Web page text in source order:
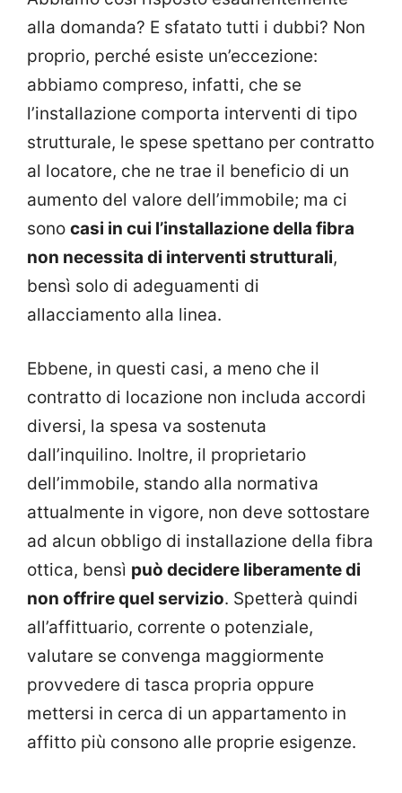
alla domanda? E sfatato tutti i dubbi? Non
proprio, perché esiste un’eccezione:
abbiamo compreso, infatti, che se
l’installazione comporta interventi di tipo
strutturale, le spese spettano per contratto
al locatore, che ne trae il beneficio di un
aumento del valore dell’immobile; ma ci
sono casi in cui l’installazione della fibra
non necessita di interventi strutturali,
bensì solo di adeguamenti di
allacciamento alla linea.
Ebbene, in questi casi, a meno che il
contratto di locazione non includa accordi
diversi, la spesa va sostenuta
dall’inquilino. Inoltre, il proprietario
dell’immobile, stando alla normativa
attualmente in vigore, non deve sottostare
ad alcun obbligo di installazione della fibra
ottica, bensì può decidere liberamente di
non offrire quel servizio. Spetterà quindi
all’affittuario, corrente o potenziale,
valutare se convenga maggiormente
provvedere di tasca propria oppure
mettersi in cerca di un appartamento in
affitto più consono alle proprie esigenze.